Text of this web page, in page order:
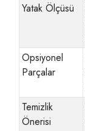
Yatak Ölçüsü
Opsiyonel
Parçalar
Temizlik
Önerisi